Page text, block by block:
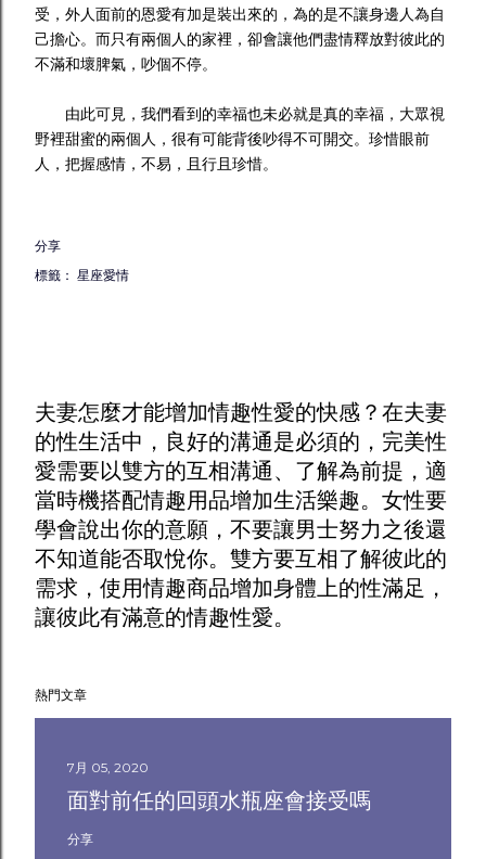
受，外人面前的恩愛有加是裝出來的，為的是不讓身邊人為自
己擔心。而只有兩個人的家裡，卻會讓他們盡情釋放對彼此的
不滿和壞脾氣，吵個不停。
由此可見，我們看到的幸福也未必就是真的幸福，大眾視
野裡甜蜜的兩個人，很有可能背後吵得不可開交。珍惜眼前
人，把握感情，不易，且行且珍惜。
分享
標籤： 星座愛情
夫妻怎麼才能增加情趣性愛的快感？在夫妻
的性生活中，良好的溝通是必須的，完美性
愛需要以雙方的互相溝通、了解為前提，適
當時機搭配情趣用品增加生活樂趣。女性要
學會說出你的意願，不要讓男士努力之後還
不知道能否取悅你。雙方要互相了解彼此的
需求，使用情趣商品增加身體上的性滿足，
讓彼此有滿意的情趣性愛。
熱門文章
7月 05, 2020
面對前任的回頭水瓶座會接受嗎
分享